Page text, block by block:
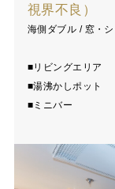
視界不良）
海側ダブル / 窓・
■リビングエリア
■湯沸かしポット
■ミニバー